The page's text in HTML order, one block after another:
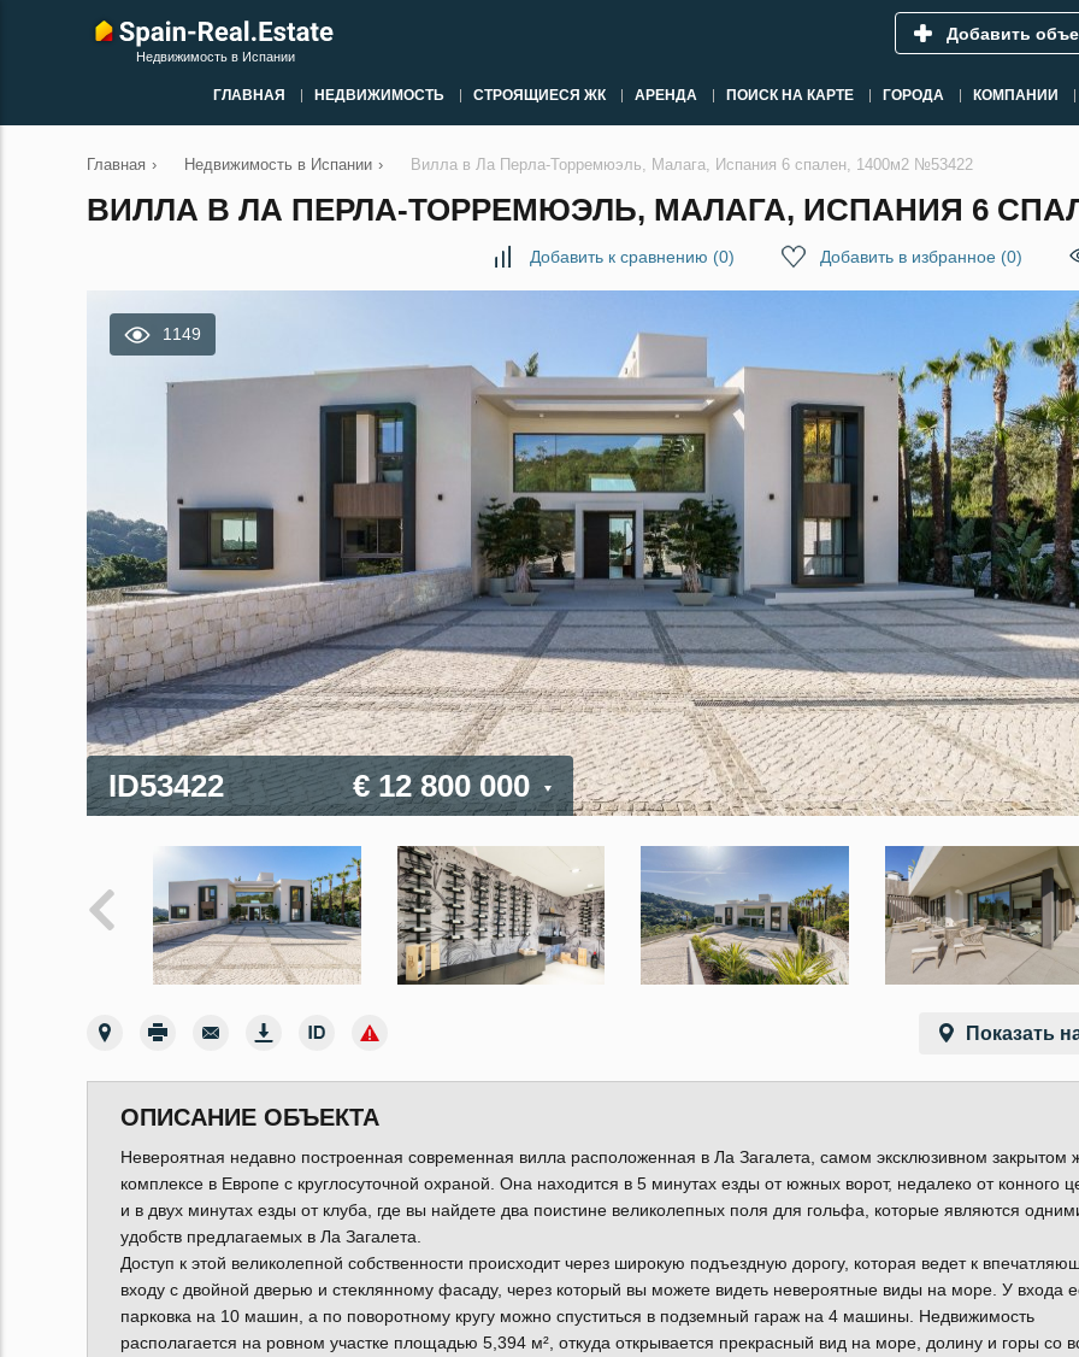
Недвижимость в Испании
Добавить
ГЛАВНАЯ НЕДВИЖИМОСТЬ СТРОЯЩИЕСЯ ЖК АРЕНДА ПОИСК НА КАРТЕ ГОРОДА КОМПАНИИ
Главная › Недвижимость в Испании › Вилла в Ла Перла-Торремюэль, Малага, Испания 6 спален, 1400м2 №53422
ВИЛЛА В ЛА ПЕРЛА-ТОРРЕМЮЭЛЬ, МАЛАГА, ИСПАНИЯ 6
Добавить к сравнению (0) Добавить в избранное (0)
1149
ID53422 € 12 800 000
Показать
ОПИСАНИЕ ОБЪЕКТА
Невероятная недавно построенная современная вилла расположенная в Ла Загалета, самом эксклюзивном закрытом
комплексе в Европе с круглосуточной охраной. Она находится в 5 минутах езды от южных ворот, недалеко от конного
и в двух минутах езды от клуба, где вы найдете два поистине великолепных поля для гольфа, которые являются
удобств предлагаемых в Ла Загалета.
Доступ к этой великолепной собственности происходит через широкую подъездную дорогу, которая ведет к
входу с двойной дверью и стеклянному фасаду, через который вы можете видеть невероятные виды на море. У входа
парковка на 10 машин, а по поворотному кругу можно спуститься в подземный гараж на 4 машины. Недвижимость
располагается на ровном участке площадью 5,394 м², откуда открывается прекрасный вид на море, долину и горы со